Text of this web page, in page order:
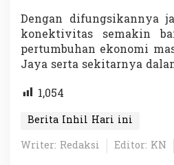
Dengan difungsikannya
konektivitas semakin
pertumbuhan ekonomi
Jaya serta sekitarnya
1,054
Berita Inhil Hari ini
Writer: Redaksi
Editor: KN